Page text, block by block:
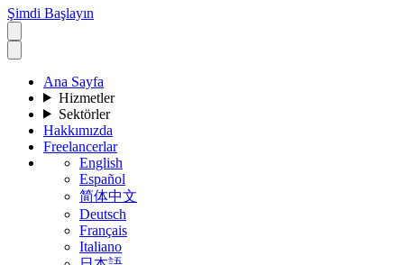
Şimdi Başlayın
Ana Sayfa
Hizmetler
Sektörler
Hakkımızda
Freelancerlar
English
Español
简体中文
Deutsch
Français
Italiano